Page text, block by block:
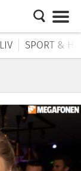
SPORT &